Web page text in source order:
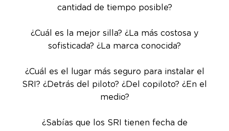
cantidad de tiempo posible?
¿Cuál es la mejor silla? ¿La más costosa y
sofisticada? ¿La marca conocida?
¿Cuál es el lugar más seguro para instalar el
SRI? ¿Detrás del piloto? ¿Del copiloto? ¿En el
medio?
¿Sabías que los SRI tienen fecha de